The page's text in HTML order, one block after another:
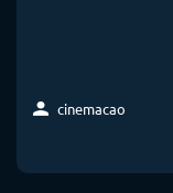
cinemacao